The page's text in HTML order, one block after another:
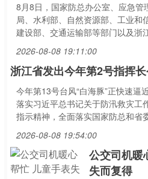
8月8日，国家防总办公室、应急管
局、水利部、自然资源部、工业和
建设部、交通运输部等部门以及浙
2026-08-08 19:11:00
浙江省发出今年第2号指挥
今年第13号台风“白海豚”正快速逼
落实习近平总书记关于防汛救灾工
指示精神，全面落实国家防总和省
2026-08-08 19:54:00
公交司机暖
失而复得